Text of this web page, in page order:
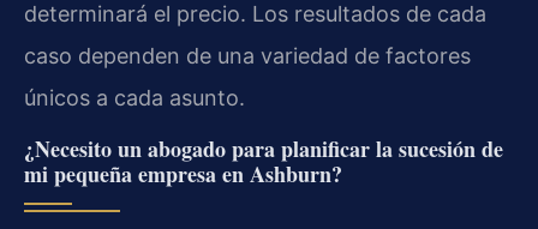
determinará el precio. Los resultados de cada
caso dependen de una variedad de factores
únicos a cada asunto.
¿Necesito un abogado para planificar la sucesión de
mi pequeña empresa en Ashburn?